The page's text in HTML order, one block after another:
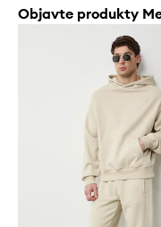
Objavte produkty